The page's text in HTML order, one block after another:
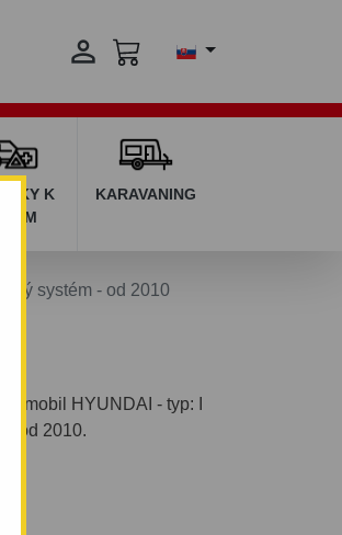

K
KARAVANING
systém - od 2010
HYUNDAI - typ: I
od 2010.